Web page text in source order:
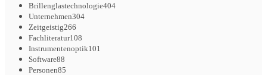
Brillenglastechnologie404
Unternehmen304
Zeitgeistig266
Fachliteratur108
Instrumentenoptik101
Software88
Personen85